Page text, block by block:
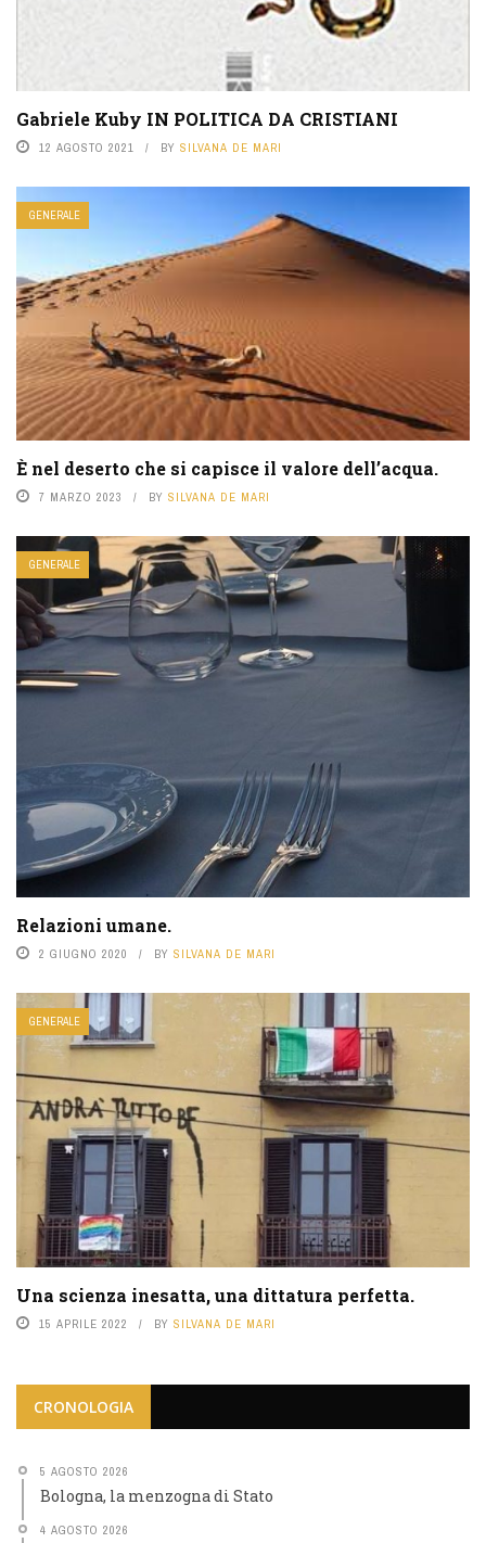
Gabriele Kuby IN POLITICA DA CRISTIANI
12 AGOSTO 2021 BY SILVANA DE MARI
GENERALE
È nel deserto che si capisce il valore dell’acqua.
7 MARZO 2023 BY SILVANA DE MARI
GENERALE
Relazioni umane.
2 GIUGNO 2020 BY SILVANA DE MARI
GENERALE
Una scienza inesatta, una dittatura perfetta.
15 APRILE 2022 BY SILVANA DE MARI
CRONOLOGIA
5 AGOSTO 2026
Bologna, la menzogna di Stato
4 AGOSTO 2026